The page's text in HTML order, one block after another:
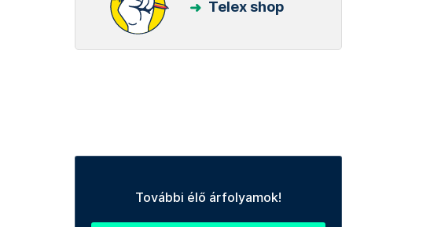
Telex shop
További élő árfolyamok!